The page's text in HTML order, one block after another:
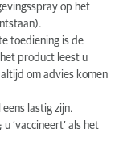
op het
toediening is de
product leest u
om advies komen
lastig zijn.
‘vaccineert’ als het